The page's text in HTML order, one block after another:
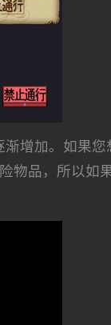
增加。如果
物品，所以如